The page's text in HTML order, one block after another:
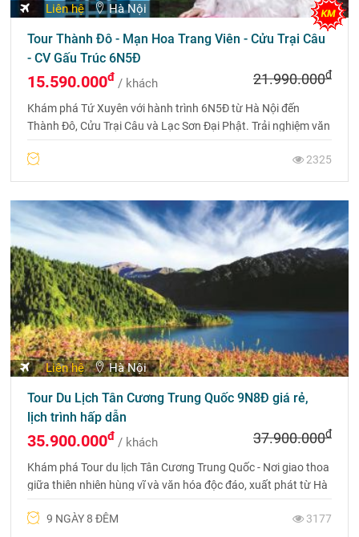
Liên hệ Hà Nội
Tour Thành Đô - Mạn Hoa Trang Viên - Cửu Trại Câu
- CV Gấu Trúc 6N5Đ
15.590.000đ / khách 21.990.000đ
Khám phá Tứ Xuyên với hành trình 6N5Đ từ Hà Nội đến
Thành Đô, Cửu Trại Câu và Lạc Sơn Đại Phật. Trải nghiệm văn
thẳng và khách sạn 5 sao.
2325
Liên hệ Hà Nội
Tour Du Lịch Tân Cương Trung Quốc 9N8Đ giá rẻ,
lịch trình hấp dẫn
35.900.000đ / khách 37.900.000đ
Khám phá Tour du lịch Tân Cương Trung Quốc - Nơi giao thoa
giữa thiên nhiên hùng vĩ và văn hóa độc đáo, xuất phát từ Hà
9 NGÀY 8 ĐÊM
3177